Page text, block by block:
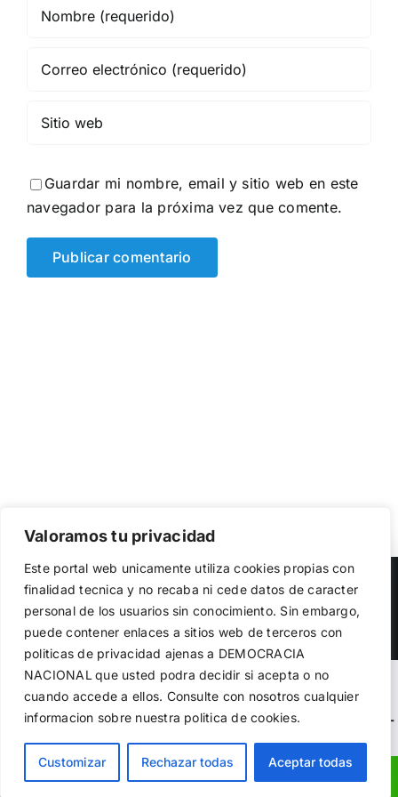
Valoramos tu privacidad
Este portal web unicamente utiliza cookies propias con
finalidad tecnica y no recaba ni cede datos de caracter
personal de los usuarios sin conocimiento. Sin embargo,
puede contener enlaces a sitios web de terceros con
politicas de privacidad ajenas a DEMOCRACIA
NACIONAL que usted podra decidir si acepta o no
cuando accede a ellos. Consulte con nosotros cualquier
informacion sobre nuestra politica de cookies.
Customizar Rechazar todas Aceptar todas
Guardar mi nombre, email y sitio web en este
navegador para la próxima vez que comente.
Copyright 2023 | Democracia Nacional | All Rights Reserved
Facebook
TwitterInstagram
Warning: Undefined variable $visibility_homepage in
/home/demopwcr/public_html/wp-content/plugins/kn-
mobile-sharebar/kn_mobile_sharebar.phpon line71
el funcionamiento de la web, medir su uso y mejorar
nuestros servicios. Puede aceptar todas las cookies,
rechazar las no necesarias o configurar sus preferencias.
Política de cookies
Aceptar todo
Rechazar
Configurar